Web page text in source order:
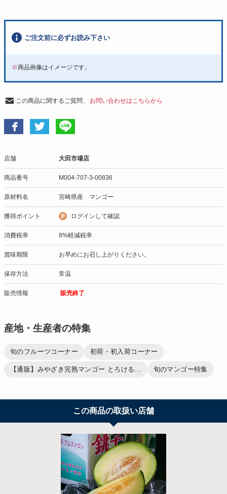
ご注文前に必ずお読み下さい
※商品画像はイメージです。
この商品に関するご質問、 お問い合わせはこちらから
店舗 大田市場店
商品番号 M004-707-3-00836
原材料名 宮崎県産 マンゴー
獲得ポイント ログインして確認
消費税率 8%軽減税率
賞味期限 お早めにお召し上がりください。
保存方法 常温
販売情報 販売終了
産地・生産者の特集
旬のフルーツコーナー 初荷・初入荷コーナー
【通販】みやざき完熟マンゴー とろける... 旬のマンゴー特集
この商品の取扱い店舗